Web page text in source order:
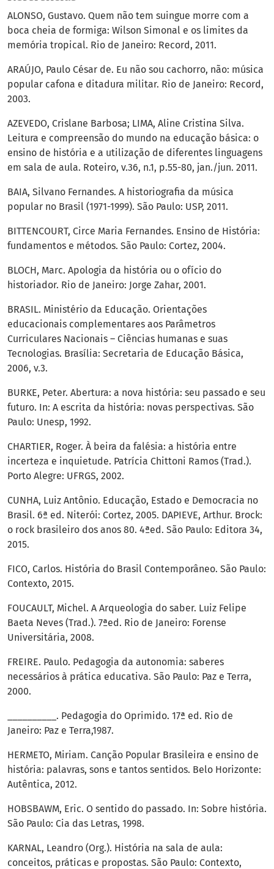
ALONSO, Gustavo. Quem não tem suingue morre com a
boca cheia de formiga: Wilson Simonal e os limites da
memória tropical. Rio de Janeiro: Record, 2011.
ARAÚJO, Paulo César de. Eu não sou cachorro, não: música
popular cafona e ditadura militar. Rio de Janeiro: Record,
2003.
AZEVEDO, Crislane Barbosa; LIMA, Aline Cristina Silva.
Leitura e compreensão do mundo na educação básica: o
ensino de história e a utilização de diferentes linguagens
em sala de aula. Roteiro, v.36, n.1, p.55-80, jan./jun. 2011.
BAIA, Silvano Fernandes. A historiografia da música
popular no Brasil (1971-1999). São Paulo: USP, 2011.
BITTENCOURT, Circe Maria Fernandes. Ensino de História:
fundamentos e métodos. São Paulo: Cortez, 2004.
BLOCH, Marc. Apologia da história ou o ofício do
historiador. Rio de Janeiro: Jorge Zahar, 2001.
BRASIL. Ministério da Educação. Orientações
educacionais complementares aos Parâmetros
Curriculares Nacionais – Ciências humanas e suas
Tecnologias. Brasília: Secretaria de Educação Básica,
2006, v.3.
BURKE, Peter. Abertura: a nova história: seu passado e seu
futuro. In: A escrita da história: novas perspectivas. São
Paulo: Unesp, 1992.
CHARTIER, Roger. À beira da falésia: a história entre
incerteza e inquietude. Patrícia Chittoni Ramos (Trad.).
Porto Alegre: UFRGS, 2002.
CUNHA, Luiz Antônio. Educação, Estado e Democracia no
Brasil. 6ª ed. Niterói: Cortez, 2005. DAPIEVE, Arthur. Brock:
o rock brasileiro dos anos 80. 4ªed. São Paulo: Editora 34,
2015.
FICO, Carlos. História do Brasil Contemporâneo. São Paulo:
Contexto, 2015.
FOUCAULT, Michel. A Arqueologia do saber. Luiz Felipe
Baeta Neves (Trad.). 7ªed. Rio de Janeiro: Forense
Universitária, 2008.
FREIRE. Paulo. Pedagogia da autonomia: saberes
necessários à prática educativa. São Paulo: Paz e Terra,
2000.
__________. Pedagogia do Oprimido. 17ª ed. Rio de
Janeiro: Paz e Terra,1987.
HERMETO, Miriam. Canção Popular Brasileira e ensino de
história: palavras, sons e tantos sentidos. Belo Horizonte:
Autêntica, 2012.
HOBSBAWM, Eric. O sentido do passado. In: Sobre história.
São Paulo: Cia das Letras, 1998.
KARNAL, Leandro (Org.). História na sala de aula:
conceitos, práticas e propostas. São Paulo: Contexto,